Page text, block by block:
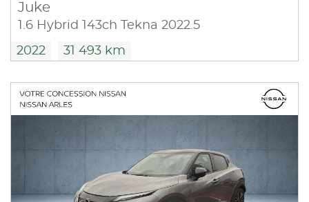
Juke
1.6 Hybrid 143ch Tekna 2022.5
2022 31 493 km